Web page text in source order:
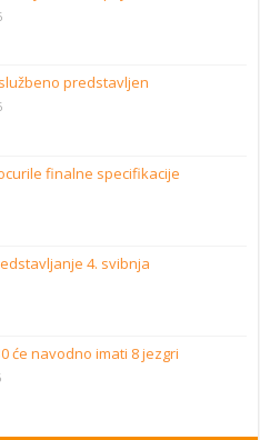
predstavljen
finalne specifikacije
4. svibnja
će navodno imati 8 jezgri